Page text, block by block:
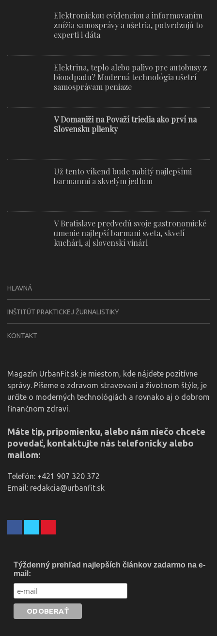
Elektronickou evidenciou a informovaním
znížia samosprávy a ušetria, potvrdzujú to
experti i dáta
Elektrina, teplo alebo palivo pre autobusy z
bioodpadu? Moderná technológia ušetrí
samosprávam peniaze
V Domaniži na Považí triedia ako prví na
Slovensku plienky
Už tento víkend bude nabitý najlepšími
barmanmi a skvelým jedlom
V Bratislave predvedú svoje gastronomické
umenie najlepší barmani sveta, skvelí
kuchári, aj slovenskí vinári
HLAVNÁ
INŠTITÚT PRAKTICKEJ ŽURNALISTIKY
KONTAKT
Magazín UrbanFit.sk je miestom, kde nájdete pozitívne
správy. Píšeme o zdravom stravovaní a životnom štýle, je
určite o moderných technológiách a rovnako aj o dobrom
finančnom zdraví.
Máte tip, pripomienku, alebo nám niečo chcete
povedať, kontaktujte nás telefonicky alebo
mailom:
Telefón: +421 907 320 372
Email: redakcia@urbanfit.sk
Týždenný prehľad najlepších článkov zadarmo na e-
mail: